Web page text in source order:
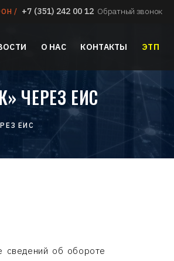
/ +7 (351) 242 00 12 Обратный звонок
О НАС КОНТАКТЫ ЭТП
ЧЕРЕЗ ЕИС
ЕИС
сведений об обороте